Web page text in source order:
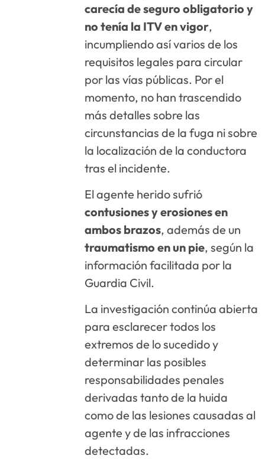
carecía de seguro obligatorio y
no tenía la ITV en vigor,
incumpliendo así varios de los
requisitos legales para circular
por las vías públicas. Por el
momento, no han trascendido
más detalles sobre las
circunstancias de la fuga ni sobre
la localización de la conductora
tras el incidente.
El agente herido sufrió
contusiones y erosiones en
ambos brazos, además de un
traumatismo en un pie, según la
información facilitada por la
Guardia Civil.
La investigación continúa abierta
para esclarecer todos los
extremos de lo sucedido y
determinar las posibles
responsabilidades penales
derivadas tanto de la huida
como de las lesiones causadas al
agente y de las infracciones
detectadas.